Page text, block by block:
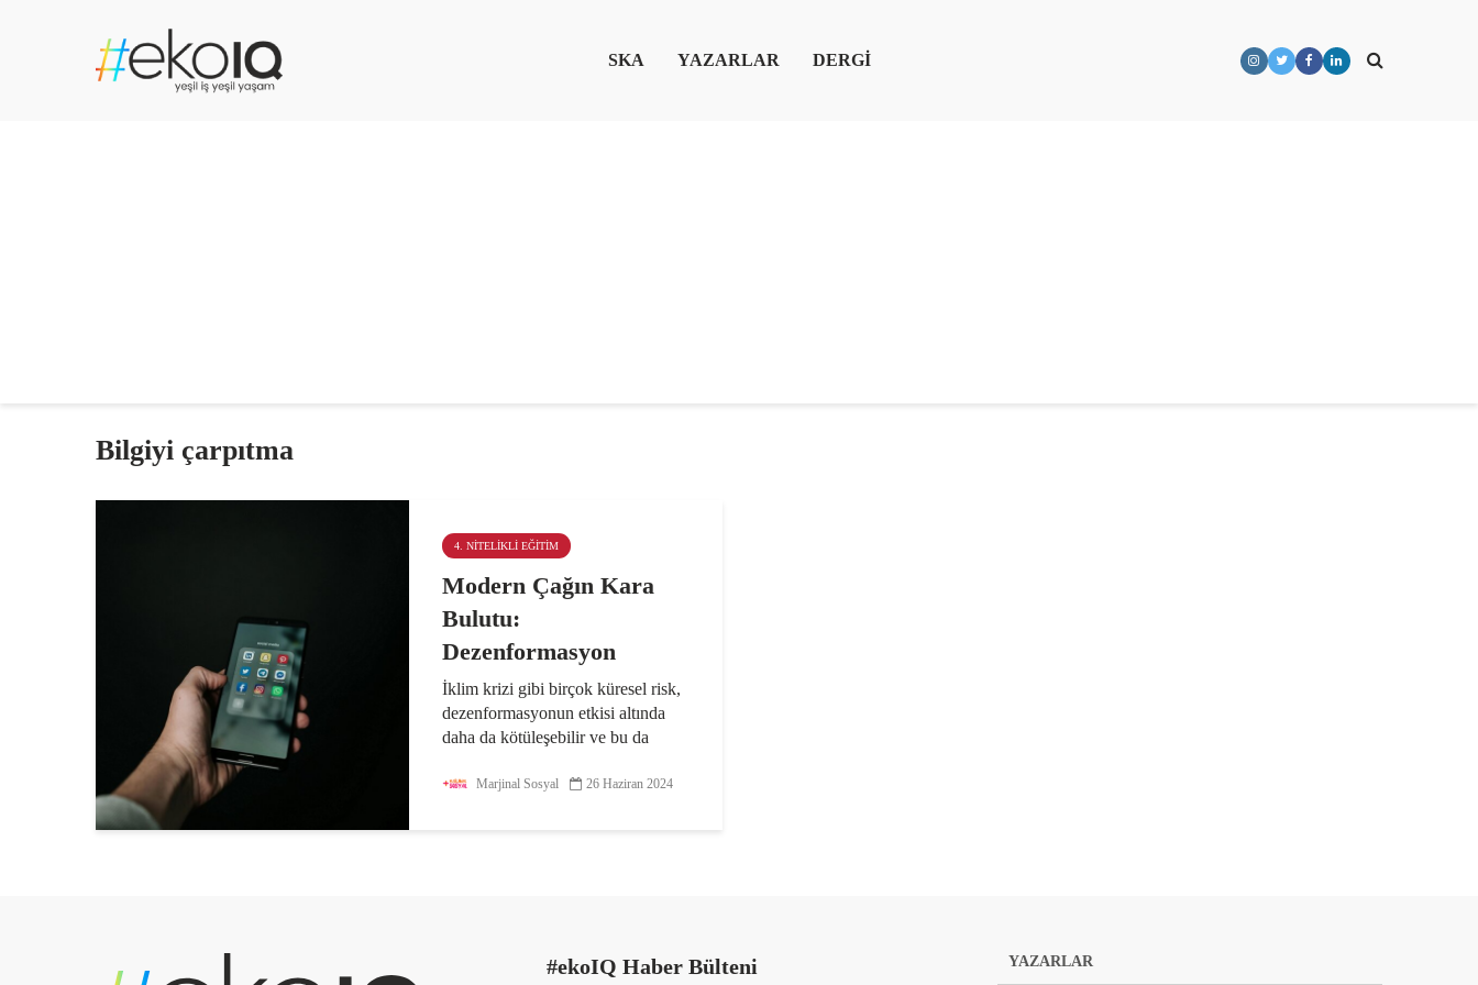
SKA YAZARLAR DERGİ
Bilgiyi çarpıtma
4. NITELIKLI EĞITIM
Modern Çağın Kara
Bulutu:
Dezenformasyon
İklim krizi gibi birçok küresel risk,
dezenformasyonun etkisi altında
daha da kötüleşebilir ve bu da
Dolayısıyla dezenformasyonla
Marjinal Sosyal 26 Haziran 2024
#ekoIQ Haber Bülteni YAZARLAR